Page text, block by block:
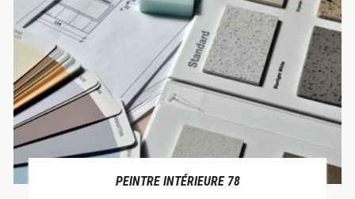
PEINTRE INTÉRIEURE 78